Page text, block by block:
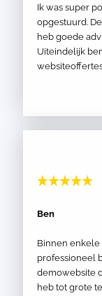
Ik was super
opgestuurd.
heb goede
Uiteindelijk
Ben
Binnen
professioneel
demowebsite
heb tot grote